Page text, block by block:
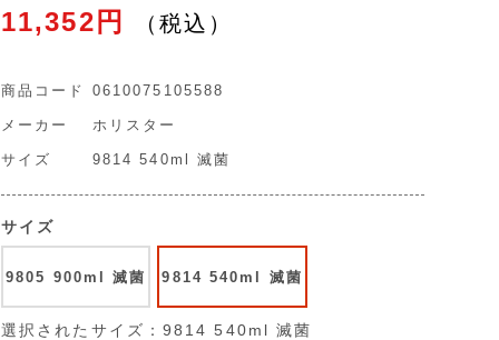
11,352円
商品コード 0610075105588
メーカー ホリスター
サイズ 9814 540ml 滅菌
サイズ
9805 900ml 滅菌 9814 540ml 滅菌
選択されたサイズ：9814 540ml 滅菌